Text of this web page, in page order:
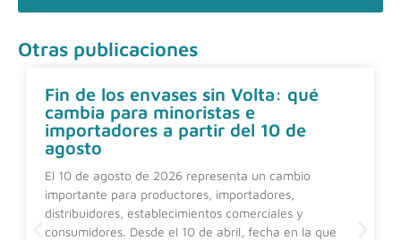
Otras publicaciones
Fin de los envases sin Volta: qué
cambia para minoristas e
importadores a partir del 10 de
agosto
El 10 de agosto de 2026 representa un cambio
importante para productores, importadores,
distribuidores, establecimientos comerciales y
consumidores. Desde el 10 de abril, fecha en la que